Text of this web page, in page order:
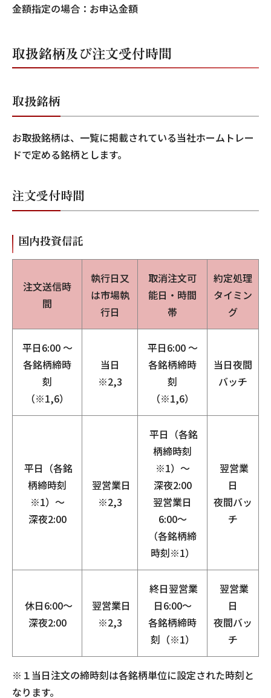
金額指定の場合：お申込金額
取扱銘柄及び注文受付時間
取扱銘柄
お取扱銘柄は、一覧に掲載されている当社ホームトレー
ドで定める銘柄とします。
注文受付時間
国内投資信託
注文送信時
間
執行日又
は市場執
行日
取消注文可
能日・時間
帯
約定処理
タイミン
グ
平日6:00 ～
各銘柄締時
刻
（※1,6）
当日
※2,3
平日6:00 ～
各銘柄締時
刻
（※1,6）
当日夜間
バッチ
平日（各銘
柄締時刻
※1）～
深夜2:00
翌営業日
※2,3
平日（各銘
柄締時刻
※1）～
深夜2:00
翌営業日
6:00～
（各銘柄締
時刻※1）
翌営業
日
夜間バッ
チ
休日6:00～
深夜2:00
翌営業日
※2,3
終日翌営業
日6:00～
各銘柄締時
刻（※1）
翌営業
日
夜間バッ
チ
※１当日注文の締時刻は各銘柄単位に設定された時刻と
なります。